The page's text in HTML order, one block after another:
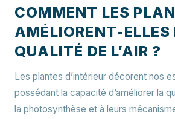
COMMENT LES
AMÉLIORENT-ELLES
QUALITÉ DE L’AIR ?
Les plantes d’intérieur décorent nos
possédant la capacité d’améliorer la
la photosynthèse et à leurs